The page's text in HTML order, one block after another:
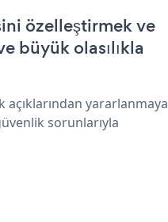
özelleştirmek ve
büyük olasılıkla
yararlanmaya
sorunlarıyla